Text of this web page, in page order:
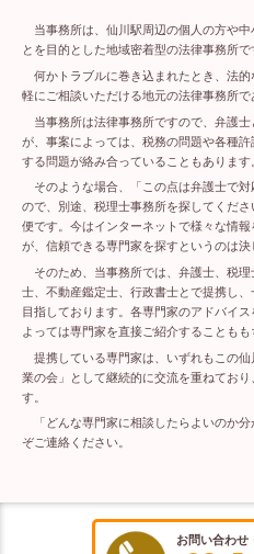
当事務所は、仙川駅周辺の個人の方や
とを目的とした地域密着型の法律事務所で
何かトラブルに巻き込まれたとき、法
軽にご相談いただける地元の法律事務所で
当事務所は法律事務所ですので、弁護
が、事案によっては、税務の問題や各種
する問題が絡み合っていることもあります。
そのような場合、「この点は弁護士で
ので、別途、税理士事務所を探してくだ
便です。今はインターネットで様々な情
が、信頼できる専門家を探すというのは決
そのため、当事務所では、弁護士、税
士、不動産鑑定士、行政書士とで提携し
目指しております。各専門家のアドバイ
よっては専門家を直接ご紹介することもも
提携している専門家は、いずれもこの
業の会」として継続的に交流を重ねてお
す。
「どんな専門家に相談したらよいのか
ぞご連絡ください。
お問い合わせ